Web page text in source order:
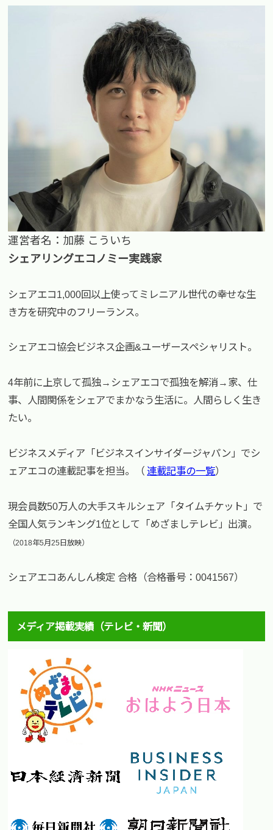
運営者名：加藤 こういち
シェアリングエコノミー実践家
シェアエコ1,000回以上使ってミレニアル世代の幸せな生
き方を研究中のフリーランス。
シェアエコ協会ビジネス企画&ユーザースペシャリスト。
4年前に上京して孤独→シェアエコで孤独を解消→家、仕
事、人間関係をシェアでまかなう生活に。人間らしく生き
たい。
ビジネスメディア「ビジネスインサイダージャパン」でシ
ェアエコの連載記事を担当。（連載記事の一覧）
現会員数50万人の大手スキルシェア「タイムチケット」で
全国人気ランキング1位として「めざましテレビ」出演。
（2018年5月25日放映）
シェアエコあんしん検定 合格（合格番号：0041567）
メディア掲載実績（テレビ・新聞）